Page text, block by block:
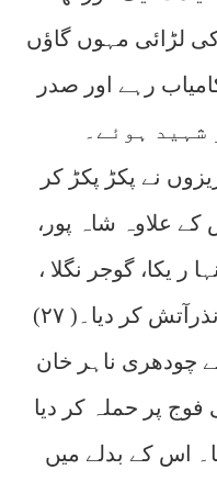
لڑائی مہوں گاؤں
رہے اور صدر
نے پکڑ پکڑ کر
کے علاوہ شاہ پور،
ر یکا، گوجر نگلا ،
کر دیا۔( ۲۷)
چودھری ناہر خان
پر حملہ کر دیا
اس کے بدلے میں